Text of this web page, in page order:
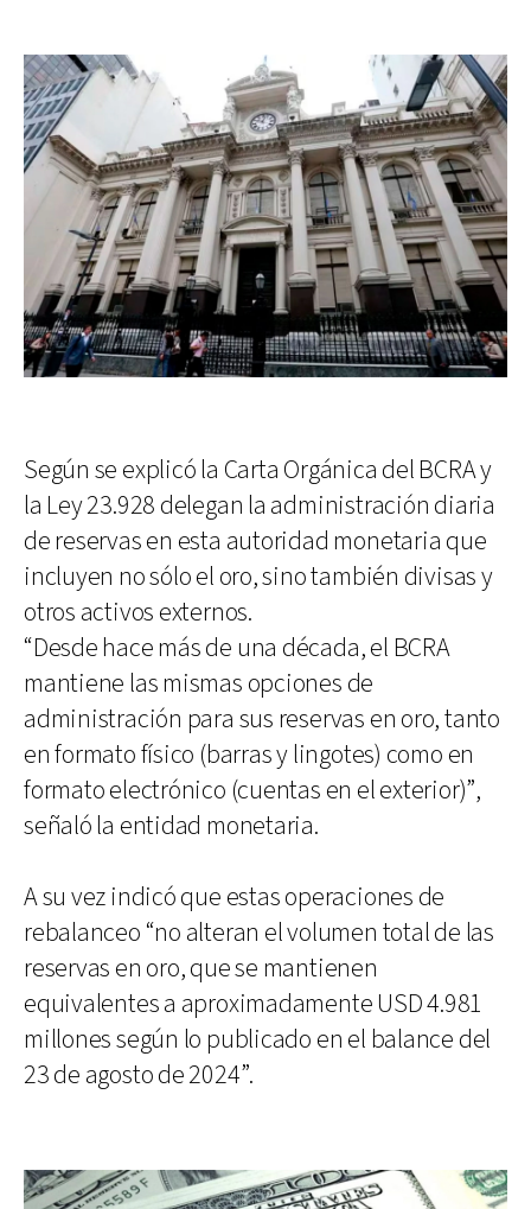
Según se explicó la Carta Orgánica del BCRA y
la Ley 23.928 delegan la administración diaria
de reservas en esta autoridad monetaria que
incluyen no sólo el oro, sino también divisas y
otros activos externos.
“Desde hace más de una década, el BCRA
mantiene las mismas opciones de
administración para sus reservas en oro, tanto
en formato físico (barras y lingotes) como en
formato electrónico (cuentas en el exterior)”,
señaló la entidad monetaria.
A su vez indicó que estas operaciones de
rebalanceo “no alteran el volumen total de las
reservas en oro, que se mantienen
equivalentes a aproximadamente USD 4.981
millones según lo publicado en el balance del
23 de agosto de 2024”.